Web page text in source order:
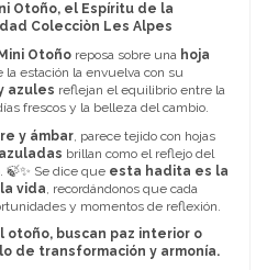
Otoño, el Espíritu de la
Colecciòn Les Alpes
Otoño reposa sobre una hoja
la estación la envuelva con su
azules reflejan el equilibrio entre la
frescos y la belleza del cambio.
y ámbar , parece tejido con hojas
brillan como el reflejo del
🍃✨ Se dice que esta hadita es la
vida , recordándonos que cada
y momentos de reflexión.
otoño, buscan paz interior o
de transformación y armonía.